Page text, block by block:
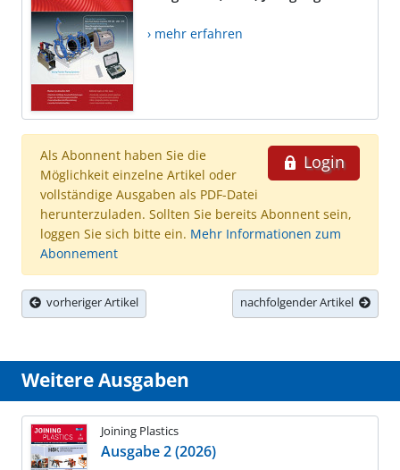
› mehr erfahren
Login
Als Abonnent haben Sie die
Möglichkeit einzelne Artikel oder
vollständige Ausgaben als PDF-Datei
herunterzuladen. Sollten Sie bereits Abonnent sein,
loggen Sie sich bitte ein. Mehr Informationen zum
Abonnement
vorheriger Artikel nachfolgender Artikel
Weitere Ausgaben
Joining Plastics
Ausgabe 2 (2026)